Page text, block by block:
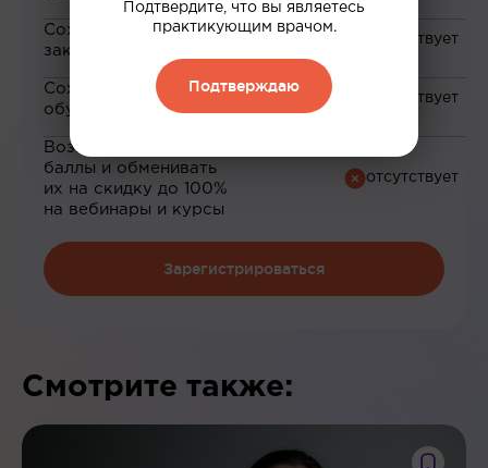
Сохранение материалов в
закладки
Сохранение прогресса по
обучению
Возможность зарабатывать
баллы и обменивать
их на скидку до 100%
на вебинары и курсы
Зарегистрироваться
Смотрите также:
Подтвердите, что вы являетесь
практикующим врачом.
Подтверждаю